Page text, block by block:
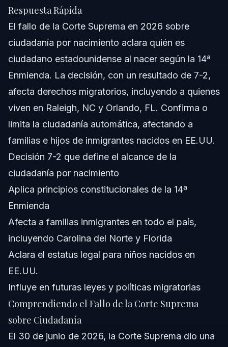
Sobre Vasquez Law Firm
Confianza y Experiencia del Equipo Legal
Preguntas Frecuentes
¿Qué significa el fallo de la Corte Suprema sobre la
ciudadanía?
¿La Corte Suprema decidirá hoy sobre la ciudadanía por
nacimiento?
¿Cómo está cambiando la administración Trump el
examen de ciudadanía?
¿Puede un ciudadano estadounidense perder su
ciudadanía y ser deportado?
¿Qué es la ciudadanía por nacimiento?
¿Cómo afecta el fallo de la Corte Suprema sobre
del Norte y Florida?
¿Dónde puedo encontrar el texto oficial del fallo de la
¿Qué pasos debo seguir después del fallo sobre
Fuentes y Referencias
Respuesta Rápida
El fallo de la Corte Suprema en 2026 sobre
ciudadanía por nacimiento aclara quién es
ciudadano estadounidense al nacer según la 14ª
Enmienda. La decisión, con un resultado de 7-2,
afecta derechos migratorios, incluyendo a quienes
viven en Raleigh, NC y Orlando, FL. Confirma o
limita la ciudadanía automática, afectando a
familias e hijos de inmigrantes nacidos en EE.UU.
Decisión 7-2 que define el alcance de la
ciudadanía por nacimiento
Aplica principios constitucionales de la 14ª
Enmienda
Afecta a familias inmigrantes en todo el país,
incluyendo Carolina del Norte y Florida
Aclara el estatus legal para niños nacidos en
EE.UU.
Influye en futuras leyes y políticas migratorias
Comprendiendo el Fallo de la Corte Suprema
sobre Ciudadanía
El 30 de junio de 2026, la Corte Suprema dio una